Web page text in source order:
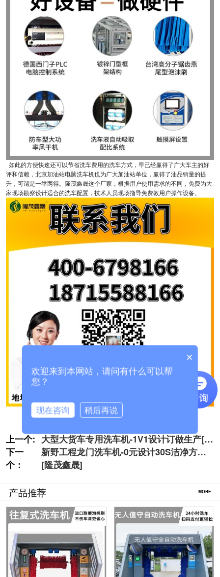
如此的方便快速还可以节省洗车费用的洗车方式，早已经赢得了广大车主的好
评和信赖，北京加油站电脑洗车机也为广大加油站单位，赢得了油品销量的提
升，可谓是一举两得。隆茂鑫晟这个厂家，根据用户使用需求的不同，免费为大
家现场勘察设计适合的洗车配置，技术人员现场指导免费教用户操作设备。
上一个: 大型大货车专用洗车机-1V1设计订做生产[隆
茂鑫晟]
下一
个：
新野工程龙门洗车机-0元设计30S洁净方案
[隆茂鑫晟]
产品推荐 MORE
×
欢迎来到本网站，请问有什么可以帮
您？
现在咨询 稍后再说